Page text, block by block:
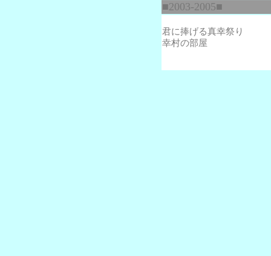
■2003-2005■
君に捧げる真幸祭り
幸村の部屋